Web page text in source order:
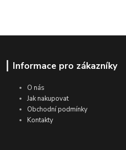
Informace pro zákazníky
O nás
Jak nakupovat
Obchodní podmínky
Kontakty